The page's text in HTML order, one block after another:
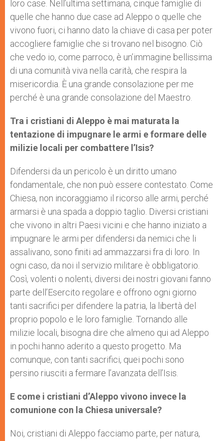
loro case. Nell’ultima settimana, cinque famiglie di
quelle che hanno due case ad Aleppo o quelle che
vivono fuori, ci hanno dato la chiave di casa per poter
accogliere famiglie che si trovano nel bisogno. Ciò
che vedo io, come parroco, è un’immagine bellissima
di una comunità viva nella carità, che respira la
misericordia. È una grande consolazione per me
perché è una grande consolazione del Maestro.
Tra i cristiani di Aleppo è mai maturata la
tentazione di impugnare le armi e formare delle
milizie locali per combattere l’Isis?
Difendersi da un pericolo è un diritto umano
fondamentale, che non può essere contestato. Come
Chiesa, non incoraggiamo il ricorso alle armi, perché
armarsi è una spada a doppio taglio. Diversi cristiani
che vivono in altri Paesi vicini e che hanno iniziato a
impugnare le armi per difendersi da nemici che li
assalivano, sono finiti ad ammazzarsi fra di loro. In
ogni caso, da noi il servizio militare è obbligatorio.
Così, volenti o nolenti, diversi dei nostri giovani fanno
parte dell’Esercito regolare e offrono ogni giorno
tanti sacrifici per difendere la patria, la libertà del
proprio popolo e le loro famiglie. Tornando alle
milizie locali, bisogna dire che almeno qui ad Aleppo
in pochi hanno aderito a questo progetto. Ma
comunque, con tanti sacrifici, quei pochi sono
persino riusciti a fermare l’avanzata dell’Isis.
E come i cristiani d’Aleppo vivono invece la
comunione con la Chiesa universale?
Noi, cristiani di Aleppo facciamo parte, per natura,